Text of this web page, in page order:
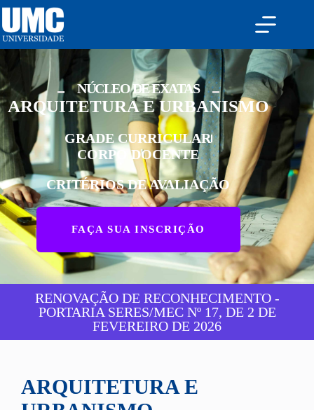
NÚCLEO DE EXATAS
ARQUITETURA E URBANISMO
GRADE CURRICULAR
CORPO DOCENTE
CRITÉRIOS DE AVALIAÇÃO
FAÇA SUA INSCRIÇÃO
RENOVAÇÃO DE RECONHECIMENTO -
PORTARIA SERES/MEC Nº 17, DE 2 DE
FEVEREIRO DE 2026
ARQUITETURA E